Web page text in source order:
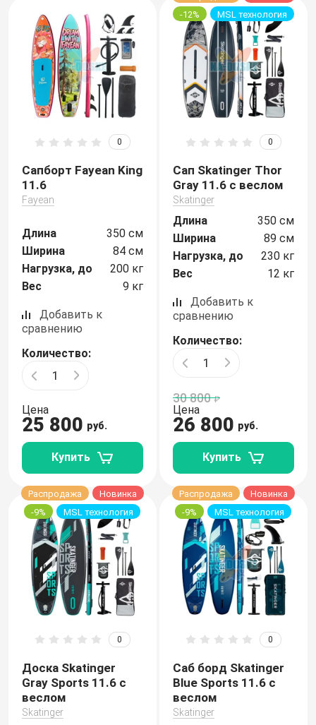
0
Сапборт Fayean King
11.6
Fayean
Длина
350 см
Ширина
84 см
Нагрузка, до
200 кг
Вес
9 кг
Добавить к
сравнению
Количество:
Цена
25 800 руб.
Купить
-12%
MSL технология
0
Сап Skatinger Thor
Gray 11.6 с веслом
Skatinger
Длина
350 см
Ширина
89 см
Нагрузка, до
230 кг
Вес
12 кг
Добавить к
сравнению
Количество:
30 800
Цена
26 800 руб.
Купить
Распродажа
Новинка
-9%
MSL технология
0
Доска Skatinger
Gray Sports 11.6 с
веслом
Skatinger
Распродажа
Новинка
-9%
MSL технология
0
Саб борд Skatinger
Blue Sports 11.6 с
веслом
Skatinger